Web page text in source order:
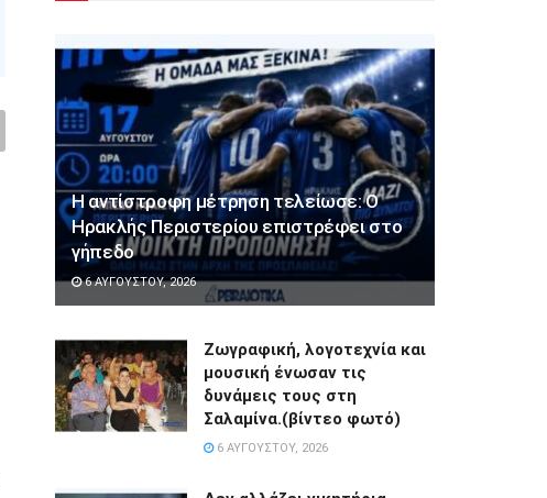
Η αντίστροφη μέτρηση τελείωσε: Ο
Ηρακλής Περιστερίου επιστρέφει στο
γήπεδο
6 ΑΥΓΟΎΣΤΟΥ, 2026
Ζωγραφική, λογοτεχνία και
μουσική ένωσαν τις
δυνάμεις τους στη
Σαλαμίνα.(βίντεο φωτό)
6 ΑΥΓΟΎΣΤΟΥ, 2026